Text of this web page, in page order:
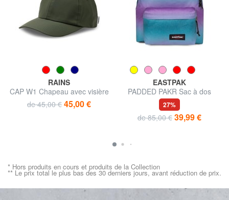
RAINS
CAP W1 Chapeau avec visière
de 45,00 € 45,00 €
EASTPAK
PADDED PAKR Sac à dos
27%
de 85,00 € 39,99 €
* Hors produits en cours et produits de la Collection
** Le prix total le plus bas des 30 derniers jours, avant réduction de prix.